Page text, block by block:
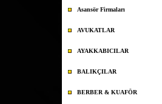
Asansör Firmaları
AVUKATLAR
AYAKKABICILAR
BALIKÇILAR
BERBER & KUAFÖR